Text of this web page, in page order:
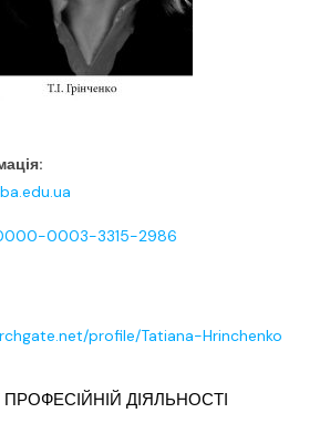
0003-3315-2986
profile/Tatiana-Hrinchenko
ДІЯЛЬНОСТІ